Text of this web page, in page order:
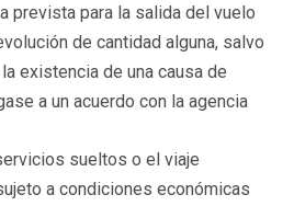
prevista para la salida del vuelo
de cantidad alguna, salvo
existencia de una causa de
a un acuerdo con la agencia
sueltos o el viaje
a condiciones económicas